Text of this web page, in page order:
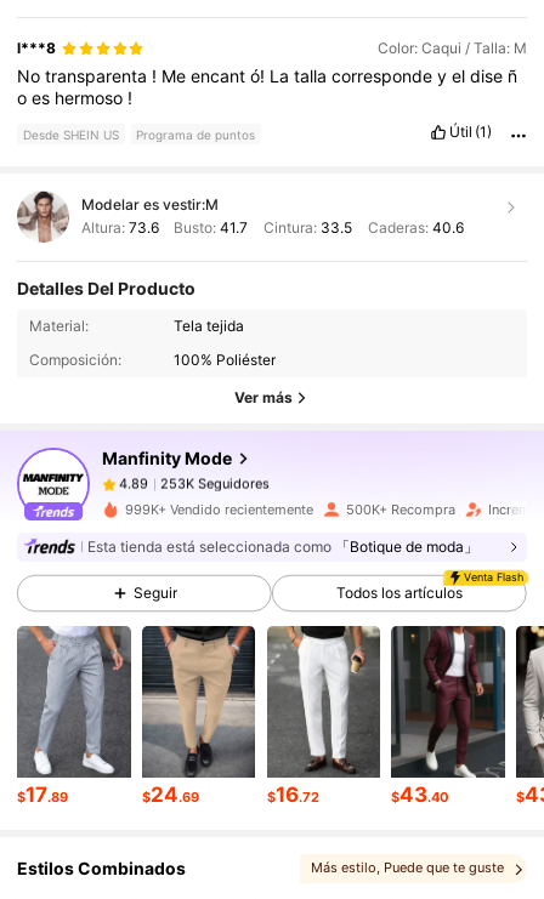
l***8 Color: Caqui / Talla: M
Notransparenta ! Meencantó! Latallacorrespondeyeldise ñ
oes hermoso !
Desde SHEIN US Programa de puntos Útil (1)
Modelar es vestir:M
Altura: 73.6 Busto:41.7 Cintura: 33.5 Caderas: 40.6
Detalles Del Producto
Material:
Tela tejida
Composición:
100% Poliéster
Ver más
Manfinity Mode
253K Seguidores
253K Seguidores
4.89 253K Seguidores
4.89 253K Seguidores
4.89 253K Seguidores
4.89
999K+ Vendido recientemente 500K+ Recompra
Esta tienda está seleccionada como 「Botique de moda」
Seguir
Venta Flash
Todos los artículos
$17.89 $24.69 $16.72 $43.40 $
Estilos Combinados Más estilo, Puede que te guste